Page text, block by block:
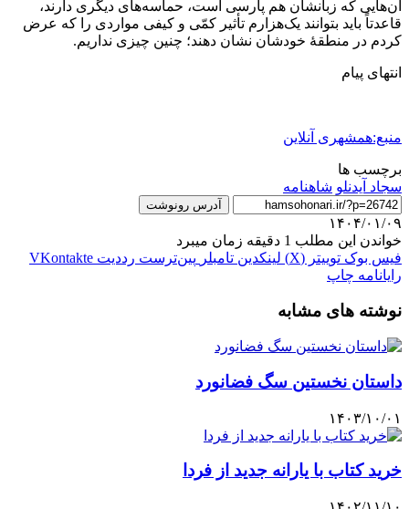
آن‌هایی که زبانشان هم پارسی است، حماسه‌های دیگری دارند،
قاعدتاً باید بتوانند یک‌هزارم تأثیر کمّی و کیفی مواردی را که عرض
کردم در منطقۀ خودشان نشان دهند؛ چنین چیزی نداریم.
انتهای پیام
منبع:همشهری آنلاین
برچسب ها
سجاد آیدنلو شاهنامه
آدرس رونوشت
۱۴۰۴/۰۱/۰۹
خواندن این مطلب 1 دقیقه زمان میبرد
فیس بوک توییتر (X) لینکدین ‫تامبلر ‫پین‌ترست ‫رددیت ‫VKontakte
رایانامه چاپ
نوشته های مشابه
داستان نخستین سگ فضانورد
۱۴۰۳/۱۰/۰۱
خرید کتاب با یارانه جدید از فردا